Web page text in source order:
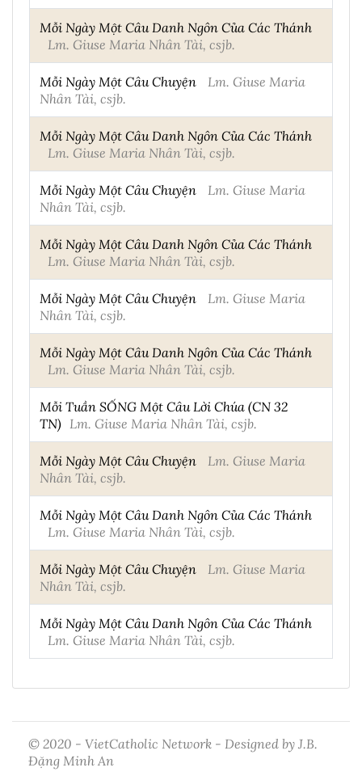
Mỗi Ngày Một Câu Danh Ngôn Của Các Thánh
Lm. Giuse Maria Nhân Tài, csjb.
Mỗi Ngày Một Câu Chuyện
Lm. Giuse Maria
Nhân Tài, csjb.
Mỗi Ngày Một Câu Danh Ngôn Của Các Thánh
Lm. Giuse Maria Nhân Tài, csjb.
Mỗi Ngày Một Câu Chuyện
Lm. Giuse Maria
Nhân Tài, csjb.
Mỗi Ngày Một Câu Danh Ngôn Của Các Thánh
Lm. Giuse Maria Nhân Tài, csjb.
Mỗi Ngày Một Câu Chuyện
Lm. Giuse Maria
Nhân Tài, csjb.
Mỗi Ngày Một Câu Danh Ngôn Của Các Thánh
Lm. Giuse Maria Nhân Tài, csjb.
Mỗi Tuần SỐNG Một Câu Lời Chúa (CN 32
TN) Lm. Giuse Maria Nhân Tài, csjb.
Mỗi Ngày Một Câu Chuyện
Lm. Giuse Maria
Nhân Tài, csjb.
Mỗi Ngày Một Câu Danh Ngôn Của Các Thánh
Lm. Giuse Maria Nhân Tài, csjb.
Mỗi Ngày Một Câu Chuyện
Lm. Giuse Maria
Nhân Tài, csjb.
Mỗi Ngày Một Câu Danh Ngôn Của Các Thánh
Lm. Giuse Maria Nhân Tài, csjb.
© 2020 - VietCatholic Network - Designed by J.B.
Đặng Minh An